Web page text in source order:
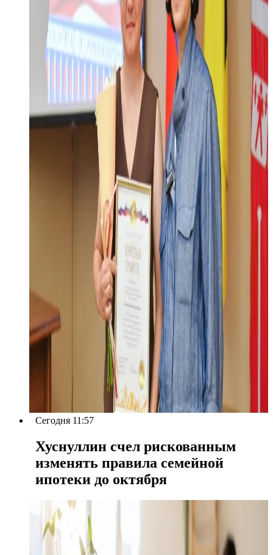
Сегодня 11:57
Хуснуллин счел рискованным
изменять правила семейной
ипотеки до октября